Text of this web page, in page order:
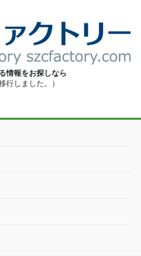
情報をお探しなら
行しました。）